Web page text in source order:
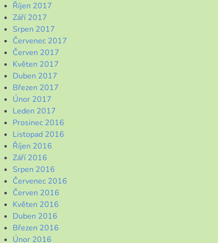
Říjen 2017
Září 2017
Srpen 2017
Červenec 2017
Červen 2017
Květen 2017
Duben 2017
Březen 2017
Únor 2017
Leden 2017
Prosinec 2016
Listopad 2016
Říjen 2016
Září 2016
Srpen 2016
Červenec 2016
Červen 2016
Květen 2016
Duben 2016
Březen 2016
Únor 2016